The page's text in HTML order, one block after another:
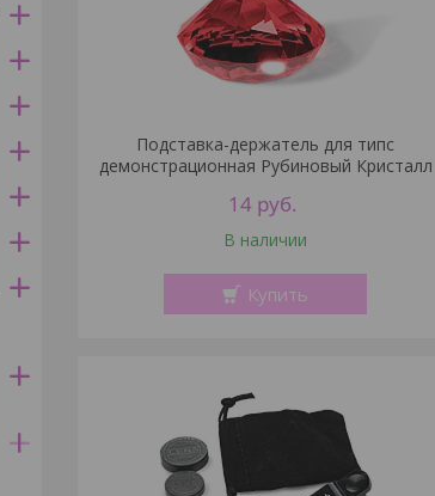
Подставка-держатель для типс
демонстрационная Рубиновый Кристалл
14 руб.
В наличии
Купить